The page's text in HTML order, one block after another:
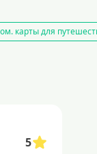
для
5